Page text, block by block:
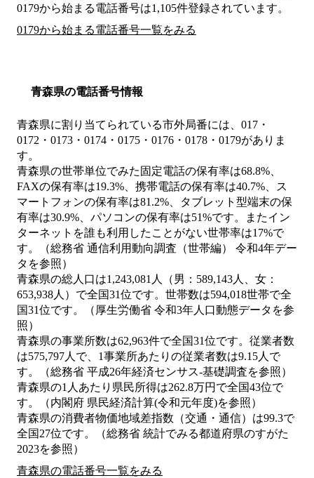
0179から始まる電話番号は1,105件登録されています。
0179から始まる電話番号一覧をみる
青森県の電話番号情報
青森県に割り当てられている市外局番には、017・
0172・0173・0174・0175・0176・0178・0179がありま
す。
青森県の世帯単位でみた固定電話の保有率は68.8%、
FAXの保有率は19.3%、携帯電話の保有率は40.7%、ス
マートフォンの保有率は81.2%、タブレット型端末の保
有率は30.9%、パソコンの保有率は51%です。またイン
ターネットを誰も利用したことがない世帯率は17%で
す。（総務省 通信利用動向調査（世帯編） 令和4年デー
タを参照）
青森県の総人口は1,243,081人（男：589,143人、女：
653,938人）で全国31位です。世帯数は594,018世帯で全
国31位です。（厚生労働省 令和3年人口動態データを参
照）
青森県の事業所数は62,963件で全国31位です。従業者数
は575,797人で、1事業所あたりの従業者数は9.15人で
す。（総務省 平成26年経済センサス‐基礎調査を参照）
青森県の1人あたり県民所得は262.8万円で全国43位で
す。（内閣府 県民経済計算(令和元年度)を参照）
青森県の消費者物価地域差指数（交通・通信）は99.3で
全国27位です。（総務省 統計でみる都道府県のすがた
2023を参照）
青森県の電話番号一覧をみる